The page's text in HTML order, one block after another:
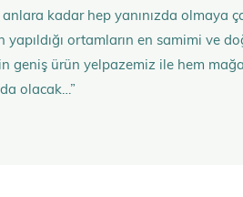
kadar hep yanınızda olmaya
ortamların en samimi ve
geniş ürün yelpazemiz ile hem
olacak…”